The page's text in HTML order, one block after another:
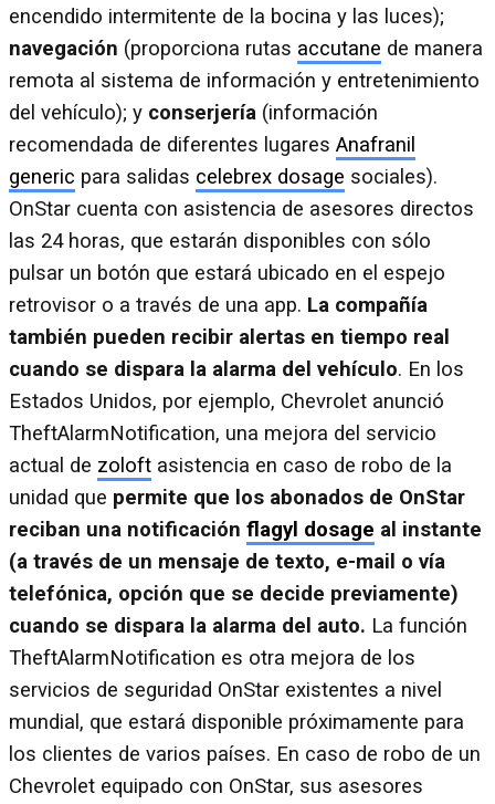
encendido intermitente de la bocina y las luces);
navegación (proporciona rutas accutane de manera
remota al sistema de información y entretenimiento
del vehículo); y conserjería (información
recomendada de diferentes lugares Anafranil
generic para salidas celebrex dosage sociales).
OnStar cuenta con asistencia de asesores directos
las 24 horas, que estarán disponibles con sólo
pulsar un botón que estará ubicado en el espejo
retrovisor o a través de una app. La compañía
también pueden recibir alertas en tiempo real
cuando se dispara la alarma del vehículo. En los
Estados Unidos, por ejemplo, Chevrolet anunció
TheftAlarmNotification, una mejora del servicio
actual de zoloft asistencia en caso de robo de la
unidad que permite que los abonados de OnStar
reciban una notificación flagyl dosage al instante
(a través de un mensaje de texto, e-mail o vía
telefónica, opción que se decide previamente)
cuando se dispara la alarma del auto. La función
TheftAlarmNotification es otra mejora de los
servicios de seguridad OnStar existentes a nivel
mundial, que estará disponible próximamente para
los clientes de varios países. En caso de robo de un
Chevrolet equipado con OnStar, sus asesores